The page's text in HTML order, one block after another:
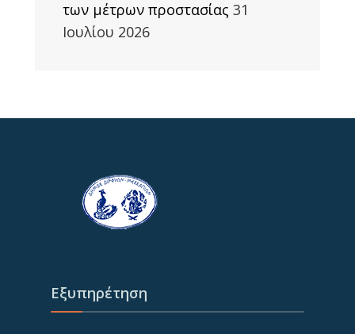
των μέτρων προστασίας 31
Ιουλίου 2026
Εξυπηρέτηση